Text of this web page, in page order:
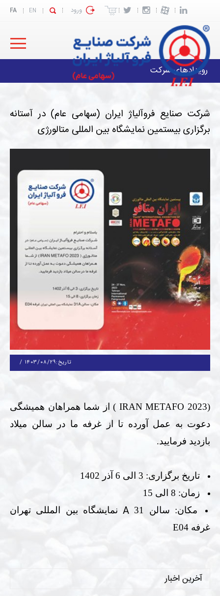
ورود EN
FA
رویدادهای شرکت
شرکت صنایع فروآلیاژ ایران (سهامی عام) در آستانه
برگزاری بیستمین نمایشگاه بین المللی متالورژی
تاریخ:۱۴۰۳/۰۸/۲۹ /
(
IRAN METAFO 2023 ) از شما همراهان همیشگی
دعوت به عمل آورده تا از غرفه ما در سالن میلاد
بازدید فرمایید.
تاریخ برگزاری: 3 الی 6 آذر 1402
زمان: 8 الی 15
مکان: سالن 31
A نمایشگاه بین المللی تهران
غرفه E04
آخرین اخبار